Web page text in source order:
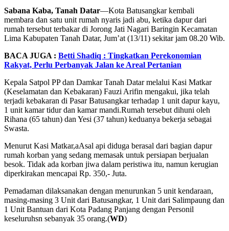
Sabana Kaba, Tanah Datar—Kota Batusangkar kembali
membara dan satu unit rumah nyaris jadi abu, ketika dapur dari
rumah tersebut terbakar di Jorong Jati Nagari Baringin Kecamatan
Lima Kabupaten Tanah Datar, Jum’at (13/11) sekitar jam 08.20 Wib.
BACA JUGA : Betti Shadiq : Tingkatkan Perekonomian
Rakyat, Perlu Perbanyak Jalan ke Areal Pertanian
Kepala Satpol PP dan Damkar Tanah Datar melalui Kasi Matkar
(Keselamatan dan Kebakaran) Fauzi Arifin mengakui, jika telah
terjadi kebakaran di Pasar Batusangkar terhadap 1 unit dapur kayu,
1 unit kamar tidur dan kamar mandi.Rumah tersebut dihuni oleh
Rihana (65 tahun) dan Yesi (37 tahun) keduanya bekerja sebagai
Swasta.
Menurut Kasi Matkar,aAsal api diduga berasal dari bagian dapur
rumah korban yang sedang memasak untuk persiapan berjualan
besok. Tidak ada korban jiwa dalam peristiwa itu, namun kerugian
diperkirakan mencapai Rp. 350,- Juta.
Pemadaman dilaksanakan dengan menurunkan 5 unit kendaraan,
masing-masing 3 Unit dari Batusangkar, 1 Unit dari Salimpaung dan
1 Unit Bantuan dari Kota Padang Panjang dengan Personil
keseluruhsn sebanyak 35 orang.(WD)